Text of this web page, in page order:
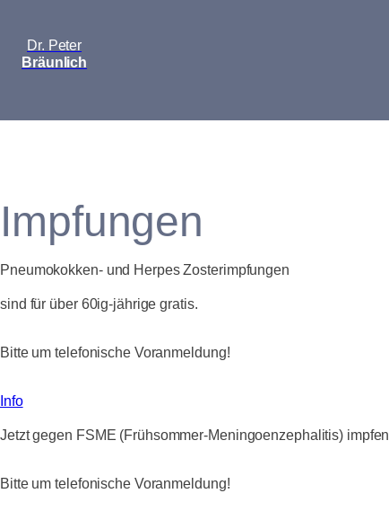
Dr. Peter
Bräunlich
Impfungen
Pneumokokken- und Herpes Zosterimpfungen
sind für über 60ig-jährige gratis.
Bitte um telefonische Voranmeldung!
Info
Jetzt gegen FSME (Frühsommer-Meningoenzephalitis) impfen
Bitte um telefonische Voranmeldung!